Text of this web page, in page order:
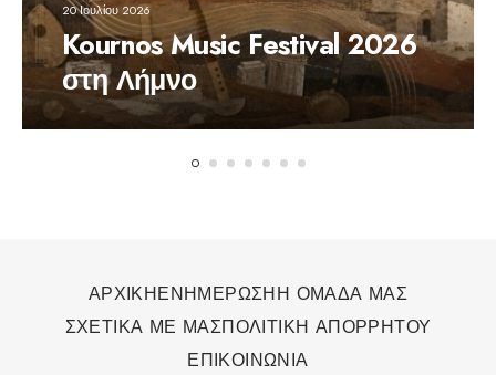
20 Ιουλίου 2026
Kournos Music Festival 2026
στη Λήμνο
ΑΡΧΙΚΗΕΝΗΜΕΡΩΣΗΗ ΟΜΑΔΑ ΜΑΣ
ΣΧΕΤΙΚΑ ΜΕ ΜΑΣΠΟΛΙΤΙΚΗ ΑΠΟΡΡΗΤΟΥ
ΕΠΙΚΟΙΝΩΝΙΑ